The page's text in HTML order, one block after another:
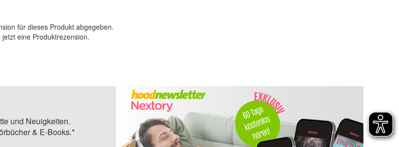
für dieses Produkt abgegeben.
jetzt eine Produktrezension.
und Neuigkeiten.
& E-Books.*